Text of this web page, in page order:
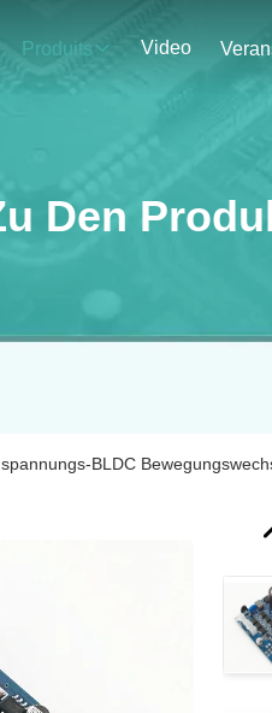
Produits Video
Den
BLDC